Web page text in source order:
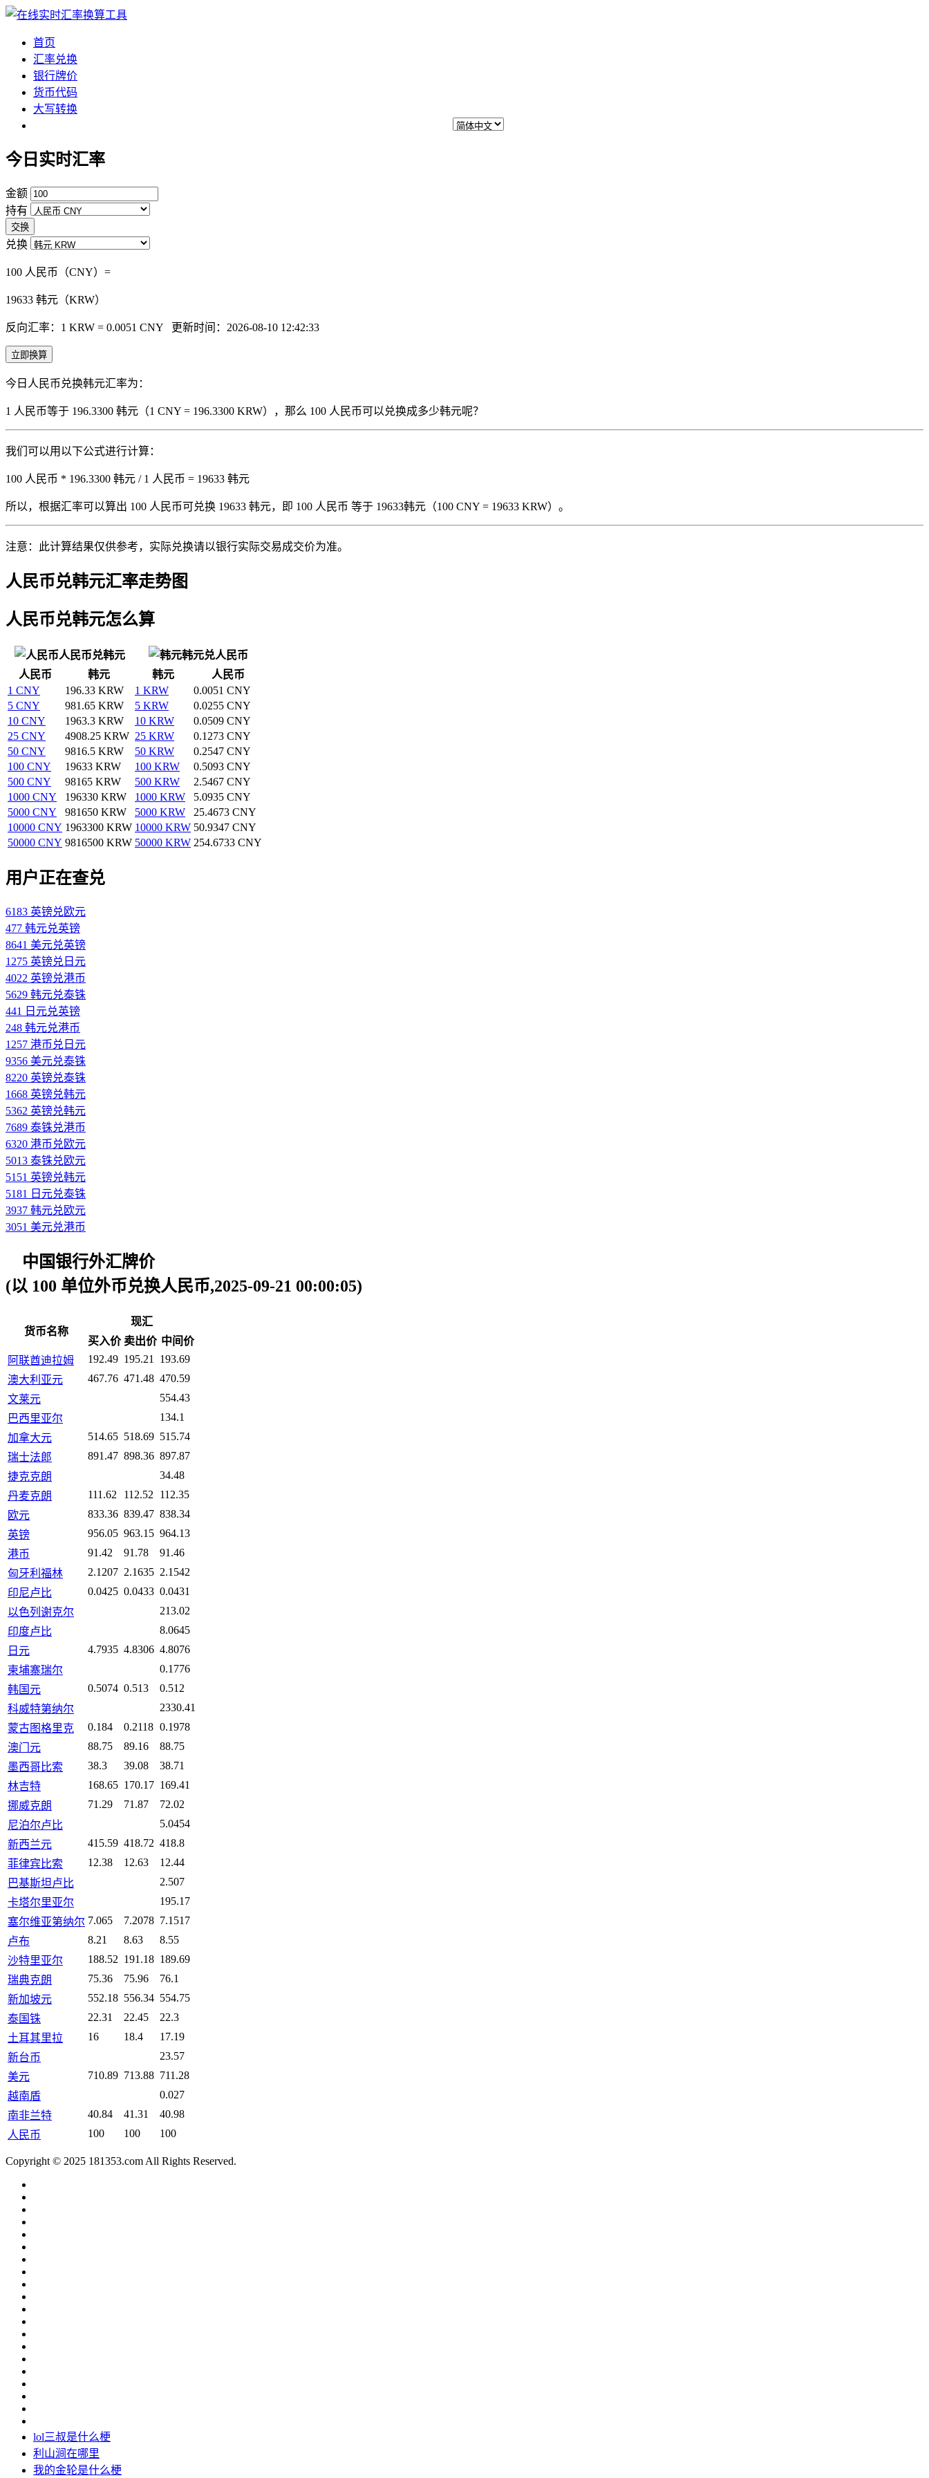
首页
汇率兑换
银行牌价
货币代码
大写转换
今日实时汇率
金额
持有
交换
兑换
100 人民币（CNY）=
19633 韩元（KRW）
反向汇率：1 KRW = 0.0051 CNY 更新时间：2026-08-10 12:42:33
立即换算
今日人民币兑换韩元汇率为：
1 人民币等于 196.3300 韩元（1 CNY = 196.3300 KRW），那么 100 人民币可以兑换成多少韩元呢？
我们可以用以下公式进行计算：
100 人民币 * 196.3300 韩元 / 1 人民币 = 19633 韩元
所以，根据汇率可以算出 100 人民币可兑换 19633 韩元，即 100 人民币 等于 19633韩元（100 CNY = 19633 KRW）。
注意：此计算结果仅供参考，实际兑换请以银行实际交易成交价为准。
人民币兑韩元汇率走势图
人民币兑韩元怎么算
人民币兑韩元
韩元兑人民币
人民币
韩元 韩元
人民币
1 CNY
196.33 KRW 1 KRW
0.0051 CNY
5 CNY
981.65 KRW 5 KRW
0.0255 CNY
10 CNY
1963.3 KRW 10 KRW
0.0509 CNY
25 CNY
4908.25 KRW 25 KRW
0.1273 CNY
50 CNY
9816.5 KRW 50 KRW
0.2547 CNY
100 CNY
19633 KRW 100 KRW
0.5093 CNY
500 CNY
98165 KRW 500 KRW
2.5467 CNY
1000 CNY
196330 KRW 1000 KRW
5.0935 CNY
5000 CNY
981650 KRW 5000 KRW
25.4673 CNY
10000 CNY 1963300 KRW 10000 KRW 50.9347 CNY
50000 CNY 9816500 KRW 50000 KRW 254.6733 CNY
用户正在查兑
6183 英镑兑欧元
477 韩元兑英镑
8641 美元兑英镑
1275 英镑兑日元
4022 英镑兑港币
5629 韩元兑泰铢
441 日元兑英镑
248 韩元兑港币
1257 港币兑日元
9356 美元兑泰铢
8220 英镑兑泰铢
1668 英镑兑韩元
5362 英镑兑韩元
7689 泰铢兑港币
6320 港币兑欧元
5013 泰铢兑欧元
5151 英镑兑韩元
5181 日元兑泰铢
3937 韩元兑欧元
3051 美元兑港币
中国银行外汇牌价
(以 100 单位外币兑换人民币,2025-09-21 00:00:05)
货币名称
现汇
买入价 卖出价 中间价
阿联酋迪拉姆
192.49 195.21
193.69
澳大利亚元
467.76 471.48 470.59
文莱元
554.43
巴西里亚尔
134.1
加拿大元
514.65 518.69 515.74
瑞士法郎
891.47 898.36 897.87
捷克克朗
34.48
丹麦克朗
111.62 112.52
112.35
欧元
833.36 839.47 838.34
英镑
956.05 963.15 964.13
港币
91.42 91.78
91.46
匈牙利福林
2.1207 2.1635 2.1542
印尼卢比
0.0425 0.0433 0.0431
以色列谢克尔
213.02
印度卢比
8.0645
日元
4.7935 4.8306 4.8076
柬埔寨瑞尔
0.1776
韩国元
0.5074 0.513
0.512
科威特第纳尔
2330.41
蒙古图格里克
0.184 0.2118 0.1978
澳门元
88.75 89.16
88.75
墨西哥比索
38.3 39.08
38.71
林吉特
168.65 170.17 169.41
挪威克朗
71.29 71.87
72.02
尼泊尔卢比
5.0454
新西兰元
415.59 418.72 418.8
菲律宾比索
12.38 12.63
12.44
巴基斯坦卢比
2.507
卡塔尔里亚尔
195.17
塞尔维亚第纳尔 7.065 7.2078 7.1517
卢布
8.21 8.63
8.55
沙特里亚尔
188.52 191.18 189.69
瑞典克朗
75.36 75.96
76.1
新加坡元
552.18 556.34 554.75
泰国铢
22.31 22.45
22.3
土耳其里拉
16 18.4
17.19
新台币
23.57
美元
710.89 713.88 711.28
越南盾
0.027
南非兰特
40.84 41.31
40.98
人民币
100 100 100
Copyright © 2025 181353.com All Rights Reserved.
lol三叔是什么梗
利山涧在哪里
我的金轮是什么梗